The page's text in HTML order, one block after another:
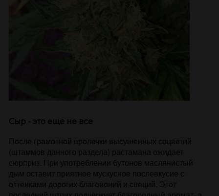
Сыр - это еще не все
После грамотной пролечки высушенных соцветий
(штаммов данного раздела) растамана ожидает
сюрприз. При употреблении бутонов маслянистый
дым оставит приятное мускусное послевкусие с
оттенками дорогих благовоний и специй. Этот